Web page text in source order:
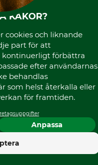
Media
Code of Conduct
KAKOR?
cookies och liknande
part för att
kontinuerligt förbättra
efter användarnas
behandlas
som helst återkalla eller
för framtiden.
Anpassa